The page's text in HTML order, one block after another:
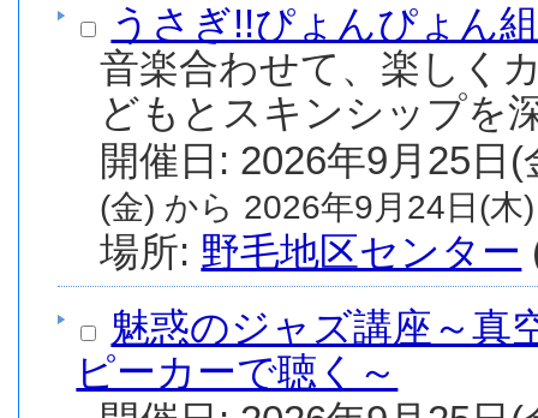
うさぎ!!ぴょんぴょん
音楽合わせて、楽しく
どもとスキンシップを
(金) から 2026年9月24日(木
場所: 野毛地区センター
魅惑のジャズ講座～真
ピーカーで聴く～